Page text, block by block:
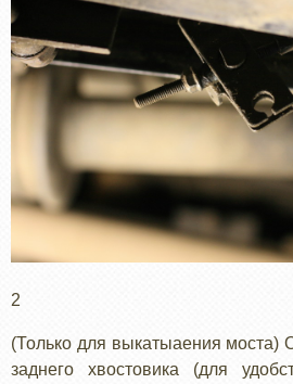
2
(Только для выкатыаения моста)
заднего хвостовика (для